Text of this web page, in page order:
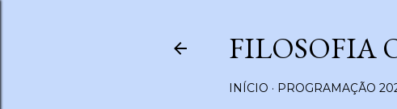
FILOSOFIA
INÍCIO PROGRAMAÇÃO